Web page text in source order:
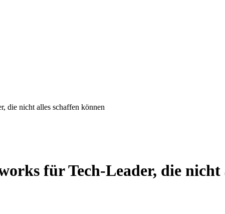
die nicht alles schaffen können
für Tech-Leader, die nicht